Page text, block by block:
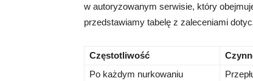
w autoryzowanym serwisie, który
przedstawiamy tabelę z zaleceniami
Częstotliwość
Po każdym nurkowaniu